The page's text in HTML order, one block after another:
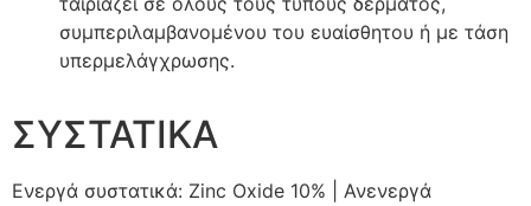
συμπεριλαμβανομένου του ευαίσθητου ή με τάση
υπερμελάγχρωσης.
ΣΥΣΤΑΤΙΚΑ
Ενεργά συστατικά: Zinc Oxide 10% | Ανενεργά